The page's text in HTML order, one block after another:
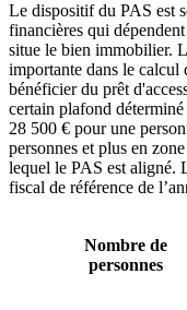
Le dispositif du PAS est
financières qui
situe le bien immobilier.
importante dans le calcul
bénéficier du prêt
certain plafond
28 500 € pour une
personnes et plus en
lequel le PAS est aligné.
fiscal de référence de
Nombre de
personnes